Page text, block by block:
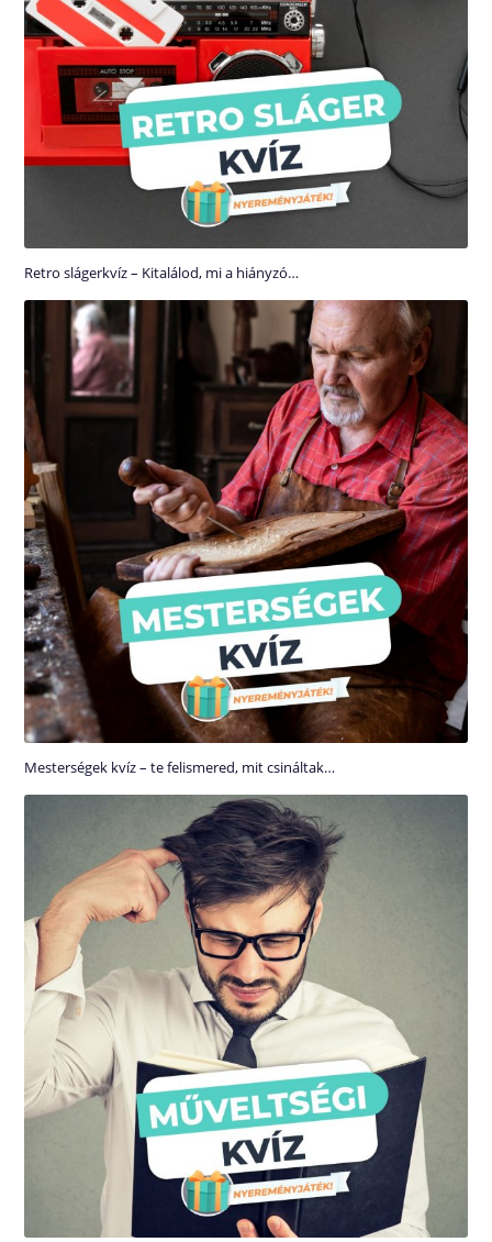
Retro slágerkvíz – Kitalálod, mi a hiányzó…
Mesterségek kvíz – te felismered, mit csináltak…